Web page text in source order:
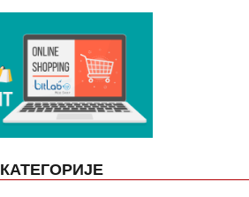
КАТЕГОРИЈЕ